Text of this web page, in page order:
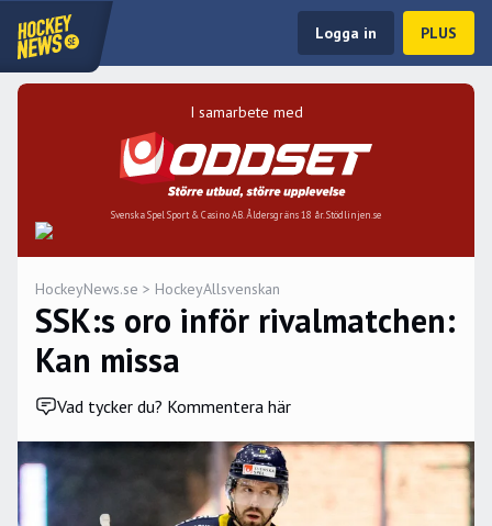
Logga in PLUS
I samarbete med
Svenska Spel Sport & Casino AB. Åldersgräns 18 år. Stödlinjen.se
HockeyNews.se > HockeyAllsvenskan
SSK:s oro inför rivalmatchen:
Kan missa
Vad tycker du? Kommentera här